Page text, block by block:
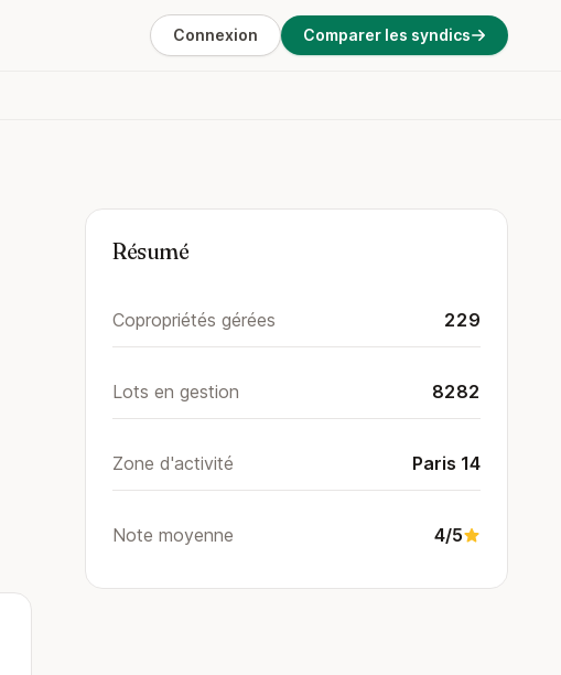
Connexion Comparer les syndics
Résumé
Copropriétés gérées 229
Lots en gestion 8282
Zone d'activité Paris 14
Note moyenne 4/5